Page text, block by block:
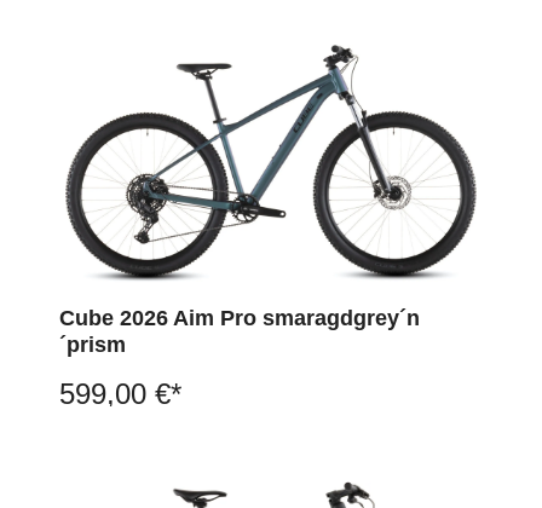
Cube 2026 Aim Pro smaragdgrey´n
´prism
599,00 €*